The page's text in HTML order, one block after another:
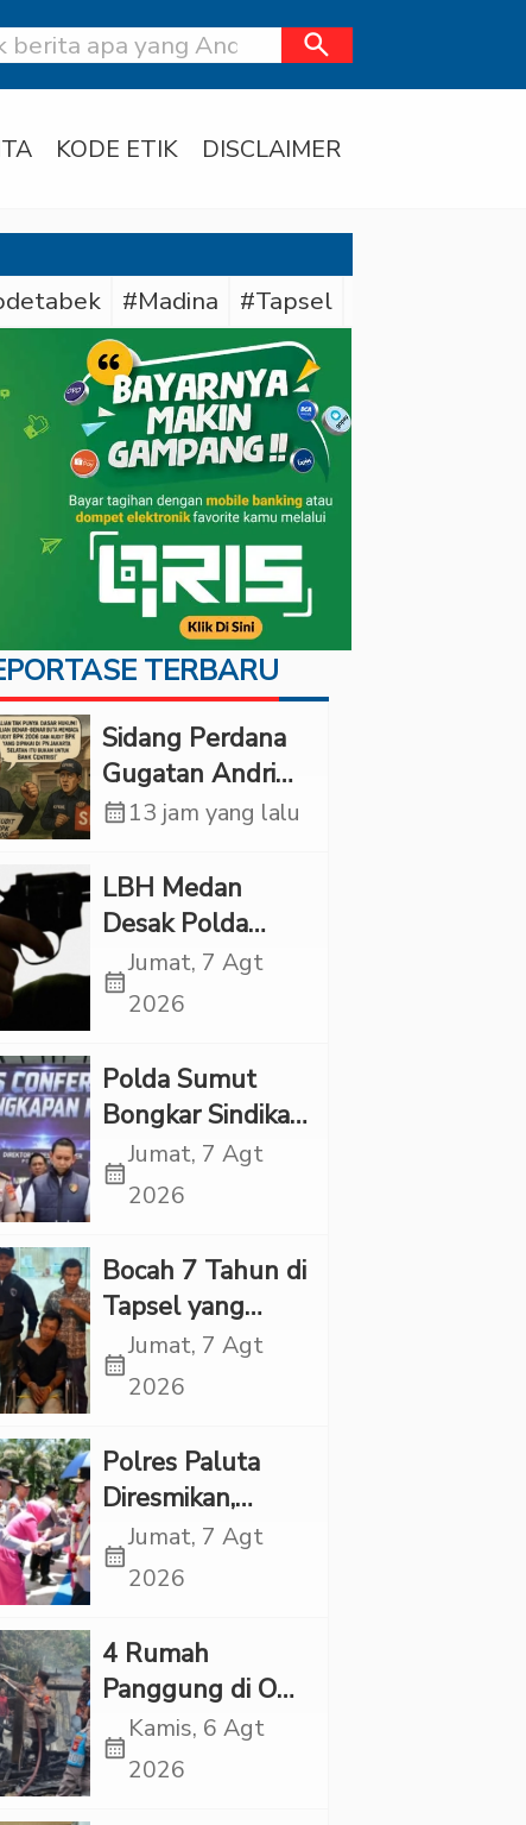
search
KODE ETIK DISCLAIMER
#Madina #Tapsel
TERBARU
Sidang Perdana
Gugatan Andri
Tedjadharma di
KPKNL dan
PUPN Mangkir
calendar_month13 jam yang lalu
LBH Medan
Desak Polda
Sumut Usut
Kematian Winda
calendar_month
Jumat, 7 Agt
2026
Polda Sumut
Bongkar Sindikat
Scamming
Internasional,
Rp6,7 Miliar
calendar_month
Jumat, 7 Agt
2026
Bocah 7 Tahun di
Tapsel yang
Ditemukan
Tewas di Sumur
Kekerasan
Seksual
calendar_month
Jumat, 7 Agt
2026
Polres Paluta
Diresmikan,
Begini
Tanggapan
calendar_month
Jumat, 7 Agt
2026
‎4 Rumah
Panggung di OKI
Ludes Terbakar,
Kerugian Capai
calendar_month
Kamis, 6 Agt
2026